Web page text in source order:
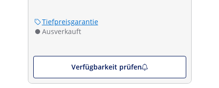
Tiefpreisgarantie
Ausverkauft
Verfügbarkeit prüfen